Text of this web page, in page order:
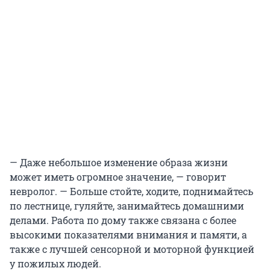
— Даже небольшое изменение образа жизни
может иметь огромное значение, — говорит
невролог. — Больше стойте, ходите, поднимайтесь
по лестнице, гуляйте, занимайтесь домашними
делами. Работа по дому также связана с более
высокими показателями внимания и памяти, а
также с лучшей сенсорной и моторной функцией
у пожилых людей.